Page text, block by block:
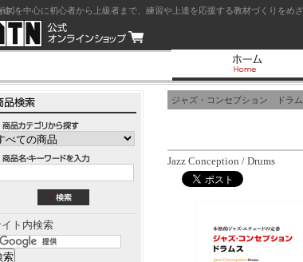
ズを中心に初心者から上級者まで、練習や上達を応援する教材づくりをめ
ト内検索
ジャズ・コンセプション ドラム
Jazz Conception / Drums
途）